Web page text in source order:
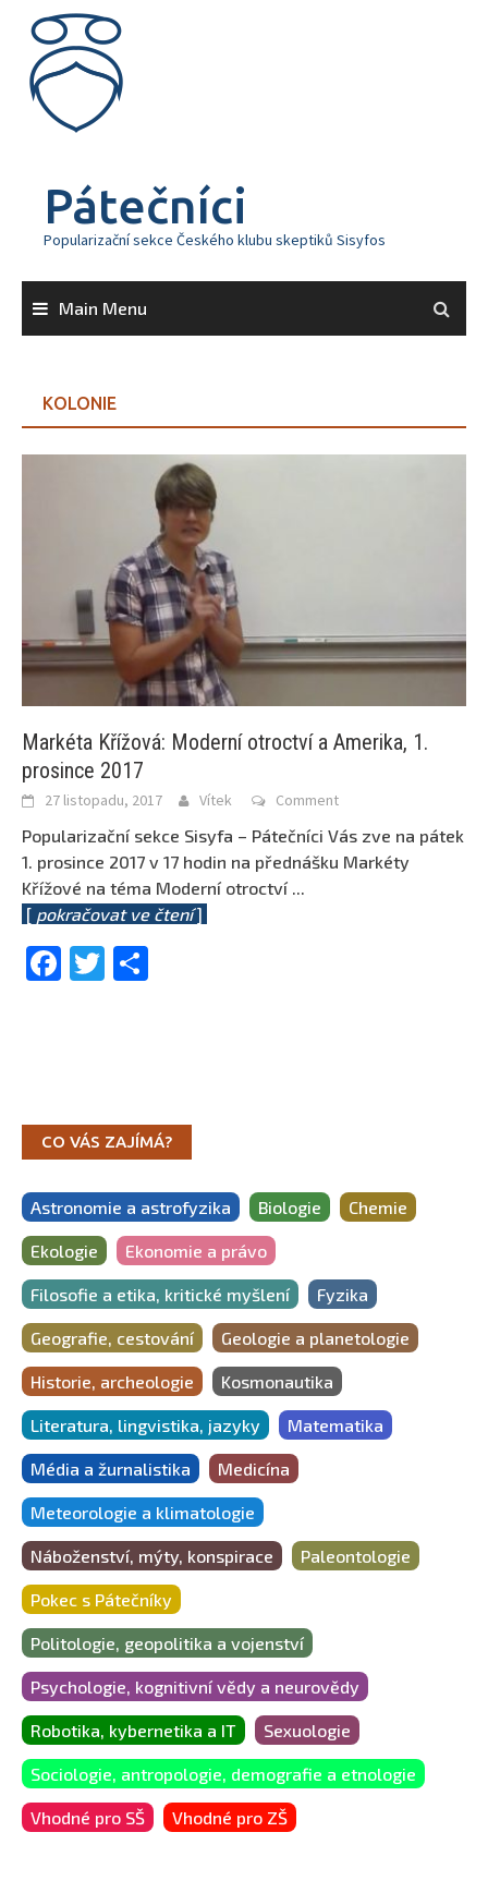
content
Pátečníci
Popularizační sekce Českého klubu skeptiků Sisyfos
Main Menu
KOLONIE
Markéta Křížová: Moderní otroctví a Amerika, 1.
prosince 2017
27 listopadu, 2017 Vítek Comment
Popularizační sekce Sisyfa – Pátečníci Vás zve na pátek
1. prosince 2017 v 17 hodin na přednášku Markéty
Křížové na téma Moderní otroctví ...
[ pokračovat ve čtení]
Facebook
Twitter
CO VÁS ZAJÍMÁ?
Astronomie a astrofyzika Biologie Chemie
Ekologie Ekonomie a právo
Filosofie a etika, kritické myšlení Fyzika
Geografie, cestování Geologie a planetologie
Historie, archeologie Kosmonautika
Literatura, lingvistika, jazyky Matematika
Média a žurnalistika Medicína
Meteorologie a klimatologie
Náboženství, mýty, konspirace Paleontologie
Pokec s Pátečníky
Politologie, geopolitika a vojenství
Psychologie, kognitivní vědy a neurovědy
Robotika, kybernetika a IT Sexuologie
Sociologie, antropologie, demografie a etnologie
Vhodné pro SŠ Vhodné pro ZŠ